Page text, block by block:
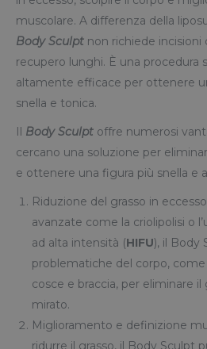
muscolare. A differenza della
Body Sculpt non richiede
recupero lunghi. È una procedura
altamente efficace per ottenere
snella e tonica.
Il Body Sculpt offre numerosi
cercano una soluzione per
e ottenere una figura più snella e
Riduzione del grasso in
avanzate come la criolipolisi o
ad alta intensità (HIFU), il Body
problematiche del corpo,
cosce e braccia, per eliminare il
mirato.
Miglioramento e definizione
ridurre il grasso, il Body Sculpt